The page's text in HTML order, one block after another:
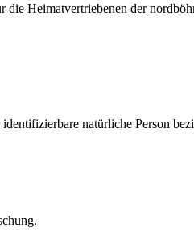
die Heimatvertriebenen der
natürliche Person